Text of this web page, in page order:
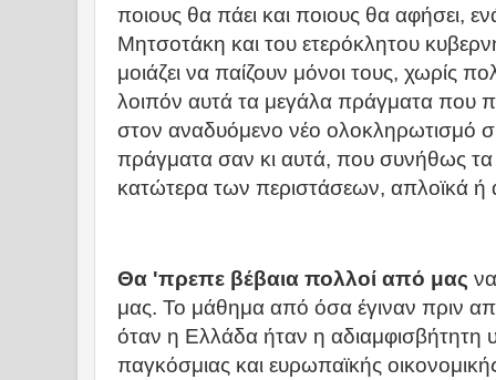
ποιους θα πάει και ποιους θα αφήσει,
Μητσοτάκη και του ετερόκλητου
μοιάζει να παίζουν μόνοι τους, χωρίς
λοιπόν αυτά τα μεγάλα πράγματα που
στον αναδυόμενο νέο ολοκληρωτισμό
πράγματα σαν κι αυτά, που συνήθως
κατώτερα των περιστάσεων, απλοϊκά ή
Θα 'πρεπε βέβαια πολλοί από μας
μας. Το μάθημα από όσα έγιναν πριν
όταν η Ελλάδα ήταν η αδιαμφισβήτητη
παγκόσμιας και ευρωπαϊκής